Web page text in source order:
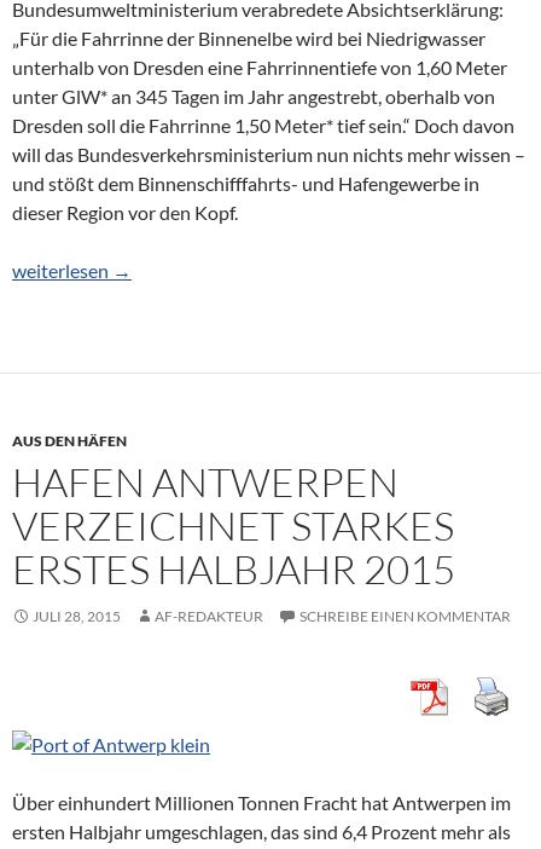
Bundesumweltministerium verabredete Absichtserklärung:
„Für die Fahrrinne der Binnenelbe wird bei Niedrigwasser
unterhalb von Dresden eine Fahrrinnentiefe von 1,60 Meter
unter GlW* an 345 Tagen im Jahr angestrebt, oberhalb von
Dresden soll die Fahrrinne 1,50 Meter* tief sein.“ Doch davon
will das Bundesverkehrsministerium nun nichts mehr wissen –
und stößt dem Binnenschifffahrts- und Hafengewerbe in
dieser Region vor den Kopf.
Wohin steuert die Schifffahrt auf der Elbe?
weiterlesen →
AUS DEN HÄFEN
HAFEN ANTWERPEN
VERZEICHNET STARKES
ERSTES HALBJAHR 2015
JULI 28, 2015 AF-REDAKTEUR SCHREIBE EINEN KOMMENTAR
Über einhundert Millionen Tonnen Fracht hat Antwerpen im
ersten Halbjahr umgeschlagen, das sind 6,4 Prozent mehr als